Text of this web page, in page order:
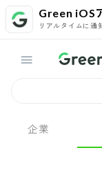
Green iOS
リアルタイムに通
企業